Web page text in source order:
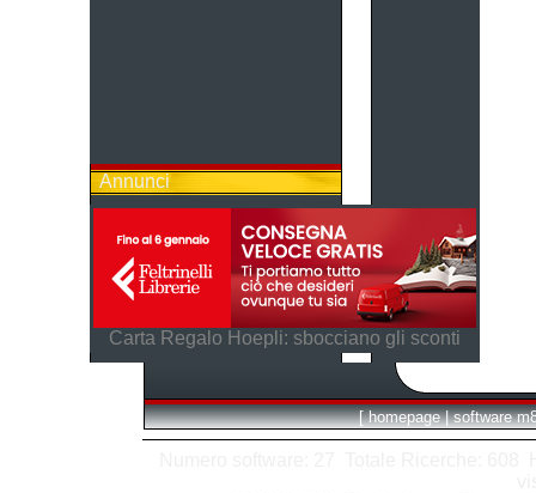
Annunci
Carta Regalo Hoepli: sbocciano gli sconti
[ homepage | software